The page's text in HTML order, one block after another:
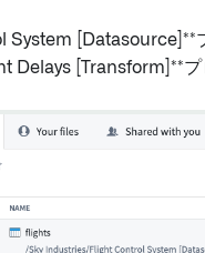
System [Datasource]**
Delays [Transform]**プ